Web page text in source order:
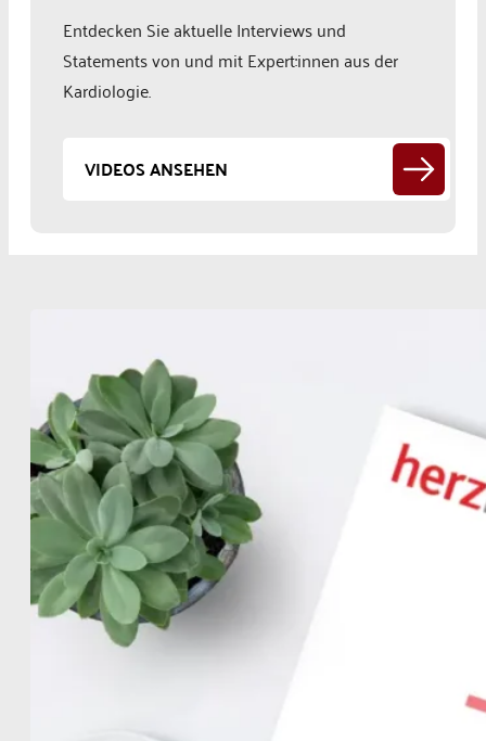
Entdecken Sie aktuelle Interviews und
Statements von und mit Expert:innen aus der
Kardiologie.
VIDEOS ANSEHEN